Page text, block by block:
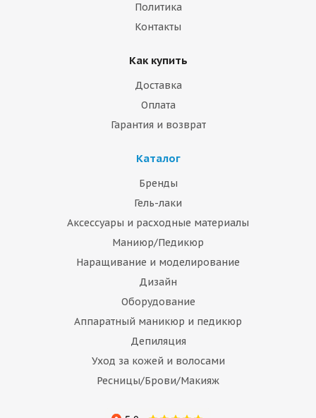
Политика
Контакты
Как купить
Доставка
Оплата
Гарантия и возврат
Каталог
Бренды
Гель-лаки
Аксессуары и расходные материалы
Маниюр/Педикюр
Наращивание и моделирование
Дизайн
Оборудование
Аппаратный маникюр и педикюр
Депиляция
Уход за кожей и волосами
Ресницы/Брови/Макияж